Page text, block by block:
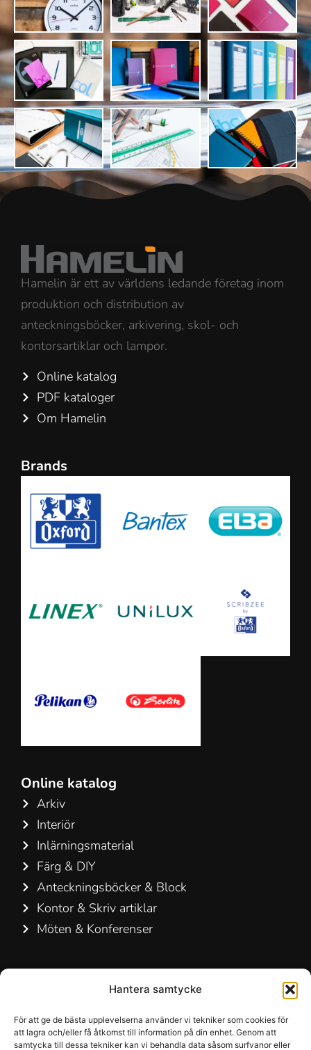
Hantera samtycke
För att ge de bästa upplevelserna använder vi tekniker som cookies för
att lagra och/eller få åtkomst till information på din enhet. Genom att
samtycka till dessa tekniker kan vi behandla data såsom surfvanor eller
Hamelin är ett av världens ledande företag inom
produktion och distribution av
anteckningsböcker, arkivering, skol- och
kontorsartiklar och lampor.
Online katalog
PDF kataloger
Om Hamelin
Brands
Online katalog
Arkiv
Interiör
Inlärningsmaterial
Färg & DIY
Anteckningsböcker & Block
Kontor & Skriv artiklar
Möten & Konferenser
Hirsemarken 5, st. th.
3520 Farum